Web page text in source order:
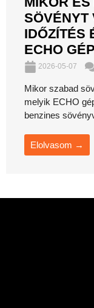
SÖVÉNYT
IDŐZÍTÉS
ECHO
2026-05-07
Mikor szabad
melyik ECHO
benzines
Elolvasom →